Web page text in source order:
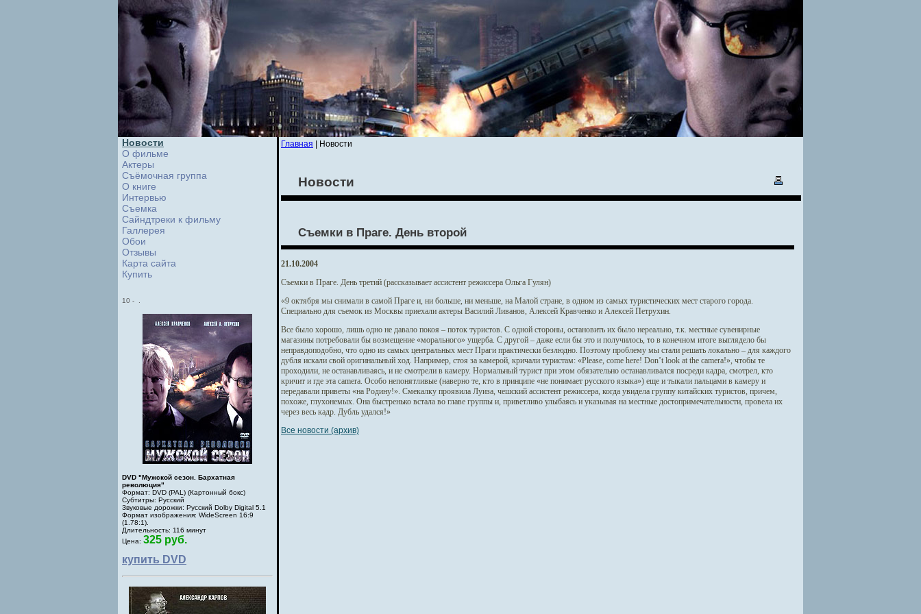
Новости
О фильме
Актеры
Съёмочная группа
О книге
Интервью
Cъемка
Сайндтреки к фильму
Галлерея
Обои
Отзывы
Карта сайта
Купить
10 -
DVD "Мужской сезон. Бархатная
революция"
Формат: DVD (PAL) (Картонный бокс)
Субтитры: Русский
Звуковые дорожки: Русский Dolby Digital 5.1
Формат изображения: WideScreen 16:9
(1.78:1).
Длительность: 116 минут
Цена: 325 руб.
купить DVD
Главная | Новости
Новости
Съемки в Праге. День второй
21.10.2004
Съемки в Праге. День третий (рассказывает ассистент режиссера Ольга Гулян)
«9 октября мы снимали в самой Праге и, ни больше, ни меньше, на Малой стране, в одном из самых туристических мест старого города.
Специально для съемок из Москвы приехали актеры Василий Ливанов, Алексей Кравченко и Алексей Петрухин.
Все было хорошо, лишь одно не давало покоя – поток туристов. С одной стороны, остановить их было нереально, т.к. местные сувенирные
магазины потребовали бы возмещение «морального» ущерба. С другой – даже если бы это и получилось, то в конечном итоге выглядело бы
неправдоподобно, что одно из самых центральных мест Праги практически безлюдно. Поэтому проблему мы стали решать локально – для каждого
дубля искали свой оригинальный ход. Например, стоя за камерой, кричали туристам: «Please, come here! Don’t look at the camera!», чтобы те
проходили, не останавливаясь, и не смотрели в камеру. Нормальный турист при этом обязательно останавливался посреди кадра, смотрел, кто
кричит и где эта camera. Особо непонятливые (наверно те, кто в принципе «не понимает русского языка») еще и тыкали пальцами в камеру и
передавали приветы «на Родину!». Смекалку проявила Луиза, чешский ассистент режиссера, когда увидела группу китайских туристов, причем,
похоже, глухонемых. Она быстренько встала во главе группы и, приветливо улыбаясь и указывая на местные достопримечательности, провела их
через весь кадр. Дубль удался!»
Все новости (архив)